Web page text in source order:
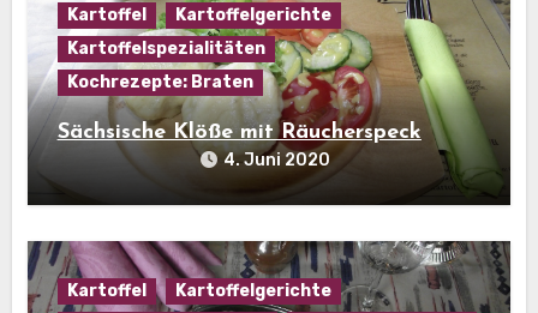
Kartoffel
Kartoffelgerichte
Kartoffelspezialitäten
Kochrezepte: Braten
Sächsische Klöße mit Räucherspeck
4. Juni 2020
Kartoffel
Kartoffelgerichte